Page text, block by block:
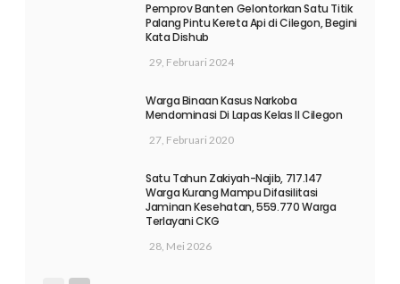
Pemprov Banten Gelontorkan Satu Titik
Palang Pintu Kereta Api di Cilegon, Begini
Kata Dishub
29, Februari 2024
Warga Binaan Kasus Narkoba
Mendominasi Di Lapas Kelas II Cilegon
27, Februari 2020
Satu Tahun Zakiyah-Najib, 717.147
Warga Kurang Mampu Difasilitasi
Jaminan Kesehatan, 559.770 Warga
Terlayani CKG
28, Mei 2026